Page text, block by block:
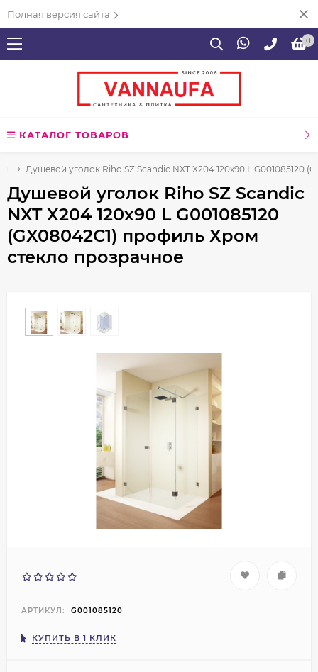
Полная версия сайта
0
КАТАЛОГ ТОВАРОВ
Душевой уголок Riho SZ Scandic NXT X204 120х90 L G001085120
Душевой уголок Riho SZ Scandic
NXT X204 120х90 L G001085120
(GX08042C1) профиль Хром
стекло прозрачное
АРТИКУЛ: G001085120
КУПИТЬ В 1 КЛИК